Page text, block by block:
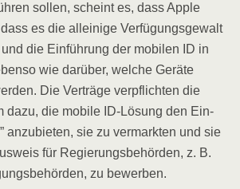
sol­len, scheint es, dass Apple
es die allei­ni­ge Ver­fü­gungs­ge­walt
die Ein­füh­rung der mobi­len ID in
wie dar­über, wel­che Gerä­te
Die Ver­trä­ge ver­pflich­ten die
dazu, die mobi­le ID-Lösung den Ein­
anzu­bie­ten, sie zu ver­mark­ten und sie
für Regie­rungs­be­hör­den, z. B.
zu bewerben.